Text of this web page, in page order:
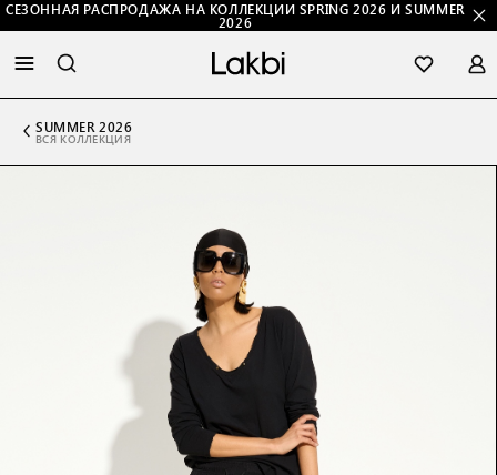
СЕЗОННАЯ РАСПРОДАЖА НА КОЛЛЕКЦИИ SPRING 2026 И SUMMER
2026
SUMMER 2026
ВСЯ КОЛЛЕКЦИЯ